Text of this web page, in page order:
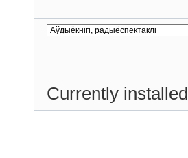
Currently installed